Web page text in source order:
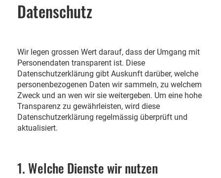
Datenschutz
Wir legen grossen Wert darauf, dass der Umgang mit
Personendaten transparent ist. Diese
Datenschutzerklärung gibt Auskunft darüber, welche
personenbezogenen Daten wir sammeln, zu welchem
Zweck und an wen wir sie weitergeben. Um eine hohe
Transparenz zu gewährleisten, wird diese
Datenschutzerklärung regelmässig überprüft und
aktualisiert.
1. Welche Dienste wir nutzen